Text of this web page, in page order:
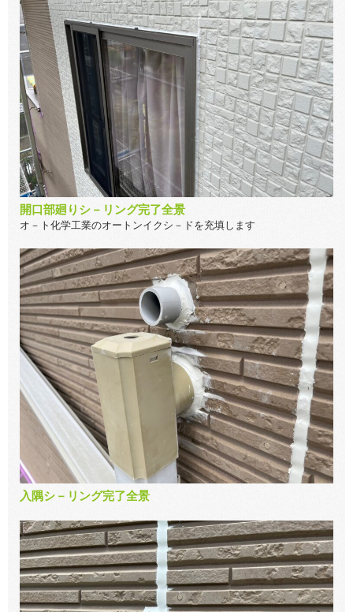
開口部廻りシ－リング完了全景
オ－ト化学工業のオートンイクシ－ドを充填します
入隅シ－リング完了全景